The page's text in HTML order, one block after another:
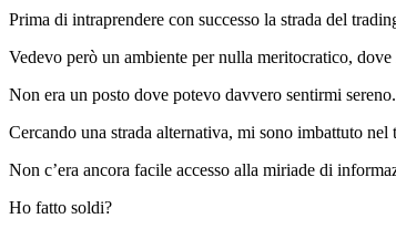
Prima di intraprendere con successo la strada del
Vedevo però un ambiente per nulla meritocratico,
Non era un posto dove potevo davvero sentirmi sereno.
Cercando una strada alternativa, mi sono imbattuto nel
Non c’era ancora facile accesso alla miriade di
Ho fatto soldi?